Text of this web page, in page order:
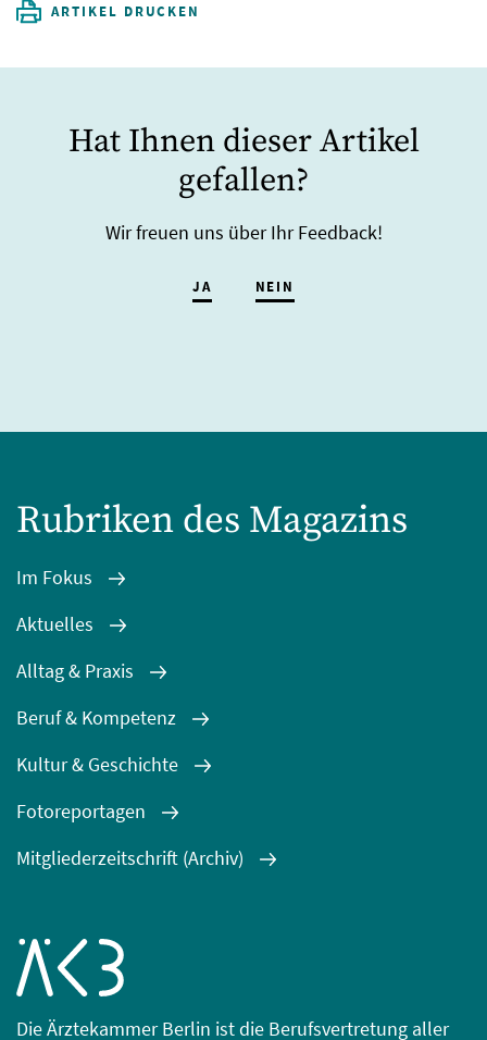
ARTIKEL DRUCKEN
Hat Ihnen dieser Artikel
gefallen?
Wir freuen uns über Ihr Feedback!
JA NEIN
Rubriken des Magazins
Im Fokus
Aktuelles
Alltag & Praxis
Beruf & Kompetenz
Kultur & Geschichte
Fotoreportagen
Mitgliederzeitschrift (Archiv)
Die Ärztekammer Berlin ist die Berufsvertretung aller